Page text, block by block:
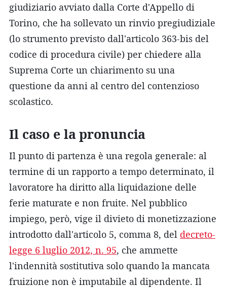
giudiziario avviato dalla Corte d'Appello di
Torino, che ha sollevato un rinvio pregiudiziale
(lo strumento previsto dall'articolo 363-bis del
codice di procedura civile) per chiedere alla
Suprema Corte un chiarimento su una
questione da anni al centro del contenzioso
scolastico.
Il caso e la pronuncia
Il punto di partenza è una regola generale: al
termine di un rapporto a tempo determinato, il
lavoratore ha diritto alla liquidazione delle
ferie maturate e non fruite. Nel pubblico
impiego, però, vige il divieto di monetizzazione
introdotto dall'articolo 5, comma 8, del decreto-
legge 6 luglio 2012, n. 95, che ammette
l'indennità sostitutiva solo quando la mancata
fruizione non è imputabile al dipendente. Il